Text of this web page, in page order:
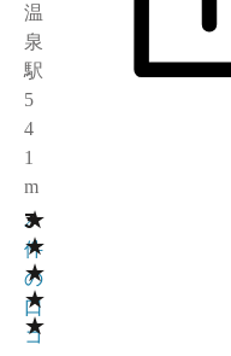
温
泉
駅
5
4
1
m
★
★
★
★
★
3
2
件
の
口
コ